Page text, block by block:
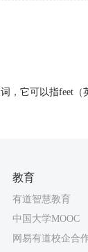
，它可以指feet（
教育
有道智慧教育
中国大学MOOC
网易有道校企合